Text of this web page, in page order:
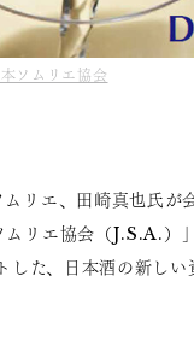
ソムリエ協会
リエ、田崎真也氏が
リエ協会（J.S.A.）
した、日本酒の新しい